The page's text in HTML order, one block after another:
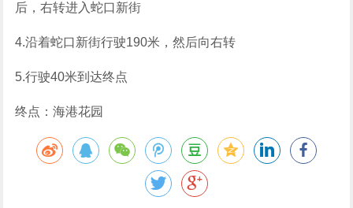
后，右转进入蛇口新街
4.沿着蛇口新街行驶190米，然后向右转
5.行驶40米到达终点
终点：海港花园